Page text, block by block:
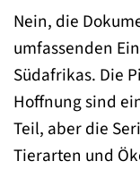
Nein, die
umfassenden
Südafrikas. Die
Hoffnung sind
Teil, aber die
Tierarten und